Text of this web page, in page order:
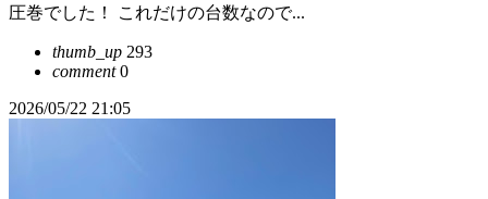
圧巻でした！ これだけの台数なので...
thumb_up 293
comment0
2026/05/22 21:05